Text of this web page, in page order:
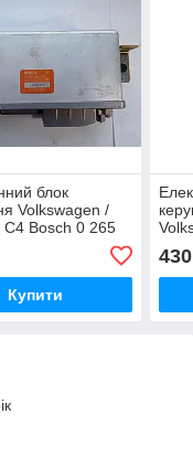
блок
Volkswagen /
C4 Bosch 0 265
/ 443 907 379 C
Купити
100
430